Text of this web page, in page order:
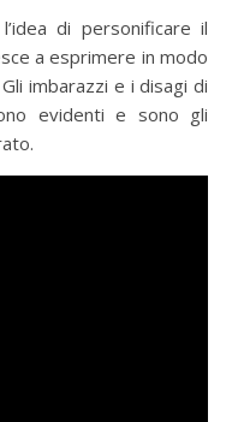
di personificare il
a esprimere in modo
imbarazzi e i disagi di
evidenti e sono gli